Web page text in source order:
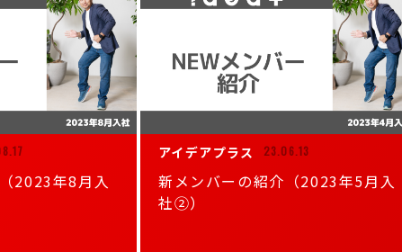
2023年8月入
アイデアプラス 23.06.13
新メンバーの紹介（2023年5月入
社②）